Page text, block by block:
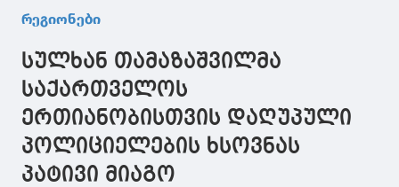
საქველმოქმედო
და
ცენტრ
"ბეთლემის"
მშენებლობა,
რომელიც ჩვენი
რეგიონისთვის
მნიშვნელოვანი
კერა გახდება
რეგიონები
სულხან თამაზაშვილმა
საქართველოს
ერთიანობისთვის დაღუპული
პოლიციელების ხსოვნას
პატივი მიაგო